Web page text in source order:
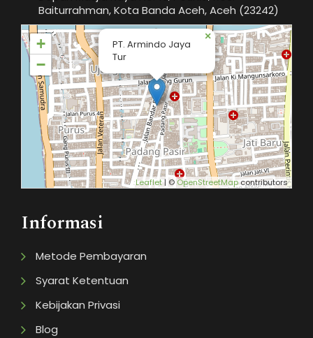
Baiturrahman, Kota Banda Aceh, Aceh (23242)
PT. Armindo Jaya
Tur
×
+
−
Leaflet| © OpenStreetMapcontributors
Informasi
Metode Pembayaran
Syarat Ketentuan
Kebijakan Privasi
Blog